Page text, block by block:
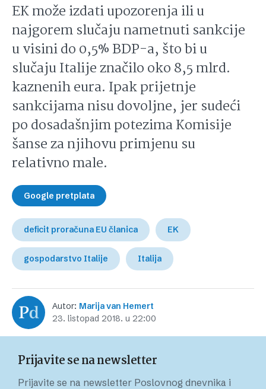
EK može izdati upozorenja ili u
najgorem slučaju nametnuti sankcije
u visini do 0,5% BDP-a, što bi u
slučaju Italije značilo oko 8,5 mlrd.
kaznenih eura. Ipak prijetnje
sankcijama nisu dovoljne, jer sudeći
po dosadašnjim potezima Komisije
šanse za njihovu primjenu su
relativno male.
Google pretplata
deficit proračuna EU članica EK
gospodarstvo Italije Italija
Autor: Marija van Hemert
23. listopad 2018. u 22:00
Prijavite se na newsletter
Prijavite se na newsletter Poslovnog dnevnika i